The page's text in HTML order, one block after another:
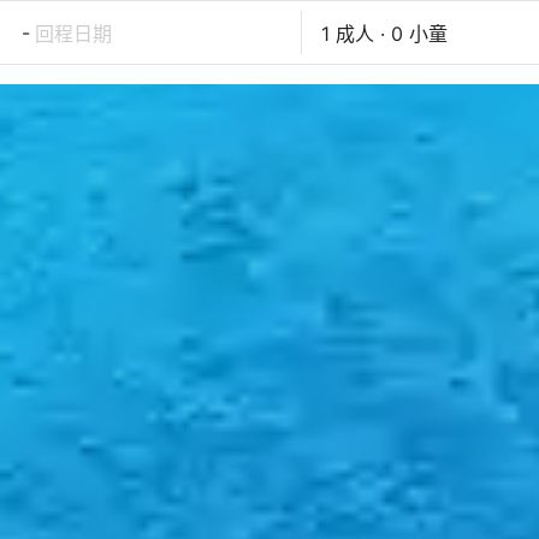
- 回程日期 1 成人 · 0 小童